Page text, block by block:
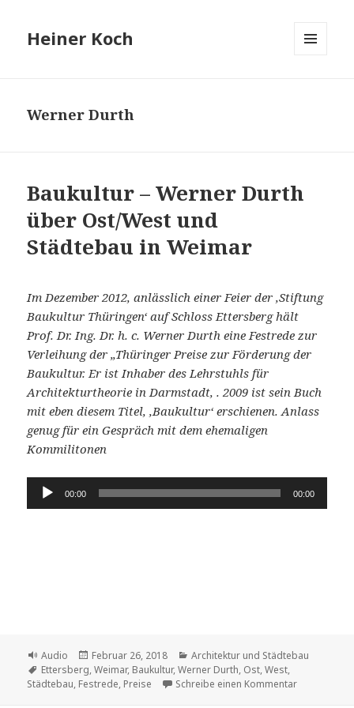
Heiner Koch
Werner Durth
Baukultur – Werner Durth
über Ost/West und
Städtebau in Weimar
Im Dezember 2012,anlässlich einer Feier der ,Stiftung
Baukultur Thüringen‘ auf Schloss Ettersberg hält
Prof. Dr. Ing. Dr. h. c. Werner Durth eine Festrede zur
Verleihung der „Thüringer Preise zur Förderung der
Baukultur. Er ist Inhaberdes Lehrstuhls für
Architekturtheorie in Darmstadt, . 2009 ist sein Buch
mit eben diesem Titel, ,Baukultur‘ erschienen. Anlass
genug für ein Gespräch mit dem ehemaligen
Kommilitonen
Audio-
00:00 00:00
Format
Audio
Veröffentlicht
am
Februar 26, 2018 Kategorien
Architektur und Städtebau
Schlagwörter
Ettersberg,Weimar, Baukultur,Werner Durth, Ost,West,
Städtebau, Festrede, Preise Schreibe einen Kommentarzu